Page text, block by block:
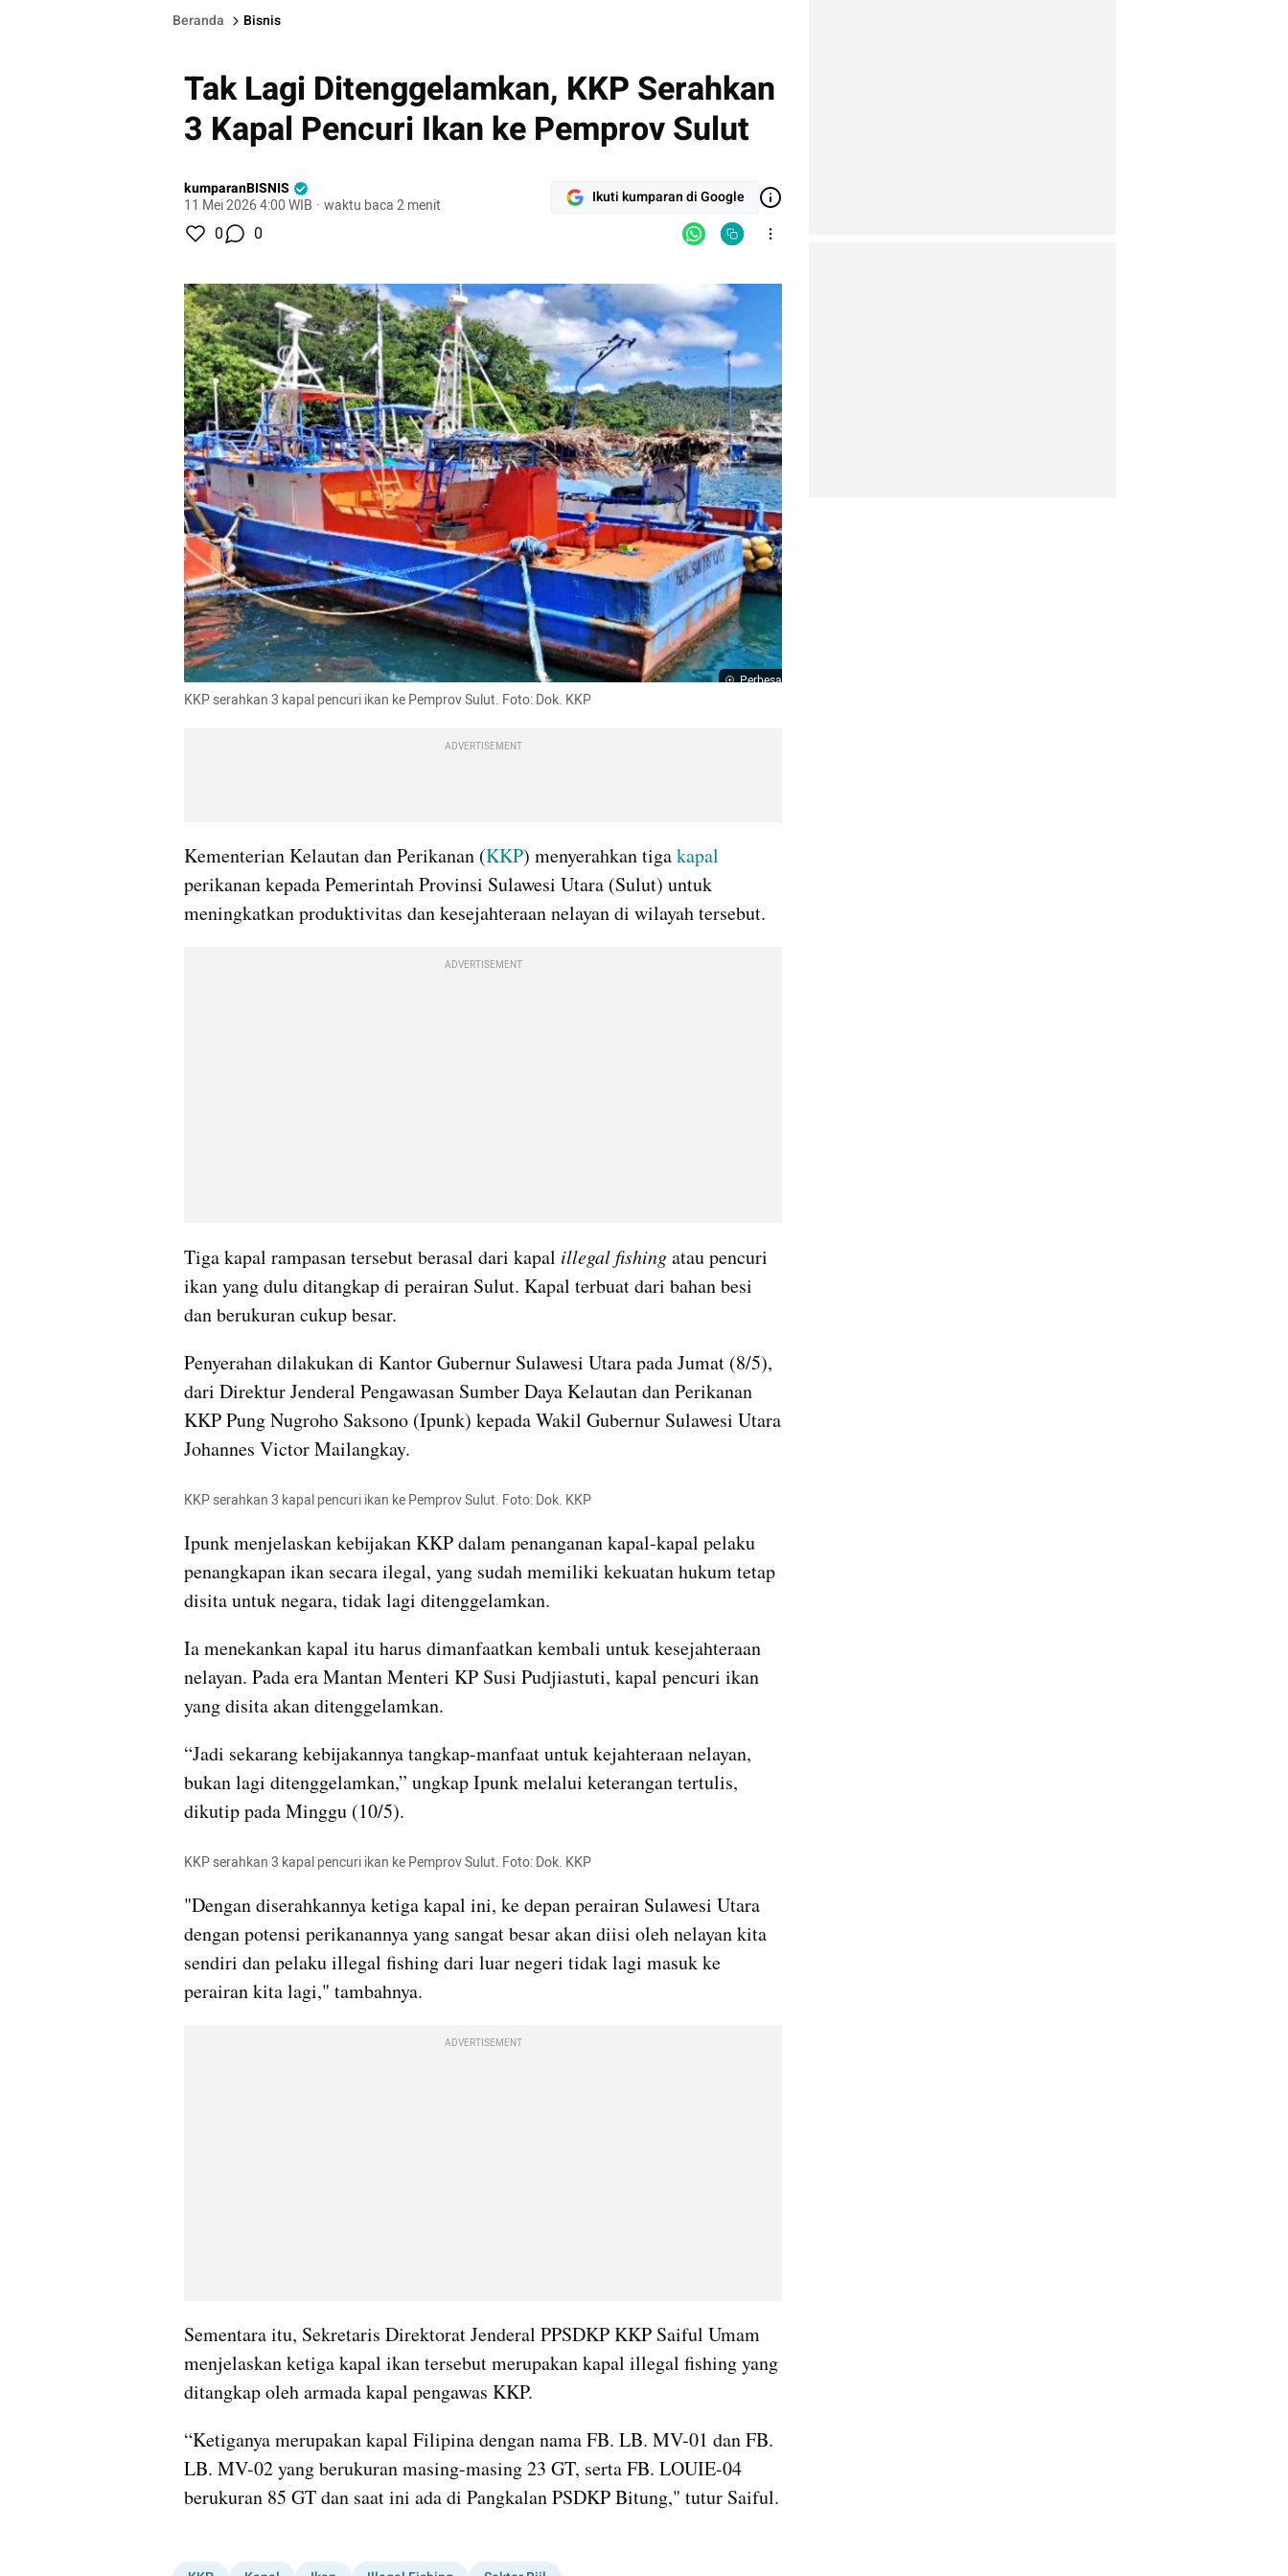
Beranda Bisnis
Tak Lagi Ditenggelamkan, KKP Serahkan
3 Kapal Pencuri Ikan ke Pemprov Sulut
kumparanBISNIS
11 Mei 2026 4:00 WIB · waktu baca 2 menit Ikuti kumparan di Google
0 0
Perbesar
KKP serahkan 3 kapal pencuri ikan ke Pemprov Sulut. Foto: Dok. KKP
ADVERTISEMENT
Kementerian Kelautan dan Perikanan (KKP) menyerahkan tiga kapal
perikanan kepada Pemerintah Provinsi Sulawesi Utara (Sulut) untuk
meningkatkan produktivitas dan kesejahteraan nelayan di wilayah tersebut.
ADVERTISEMENT
Tiga kapal rampasan tersebut berasal dari kapal illegal fishing atau pencuri
ikan yang dulu ditangkap di perairan Sulut. Kapal terbuat dari bahan besi
dan berukuran cukup besar.
Penyerahan dilakukan di Kantor Gubernur Sulawesi Utara pada Jumat (8/5),
dari Direktur Jenderal Pengawasan Sumber Daya Kelautan dan Perikanan
KKP Pung Nugroho Saksono (Ipunk) kepada Wakil Gubernur Sulawesi Utara
Johannes Victor Mailangkay.
KKP serahkan 3 kapal pencuri ikan ke Pemprov Sulut. Foto: Dok. KKP
Ipunk menjelaskan kebijakan KKP dalam penanganan kapal-kapal pelaku
penangkapan ikan secara ilegal, yang sudah memiliki kekuatan hukum tetap
disita untuk negara, tidak lagi ditenggelamkan.
Ia menekankan kapal itu harus dimanfaatkan kembali untuk kesejahteraan
nelayan. Pada era Mantan Menteri KP Susi Pudjiastuti, kapal pencuri ikan
yang disita akan ditenggelamkan.
“Jadi sekarang kebijakannya tangkap-manfaat untuk kejahteraan nelayan,
bukan lagi ditenggelamkan,” ungkap Ipunk melalui keterangan tertulis,
dikutip pada Minggu (10/5).
KKP serahkan 3 kapal pencuri ikan ke Pemprov Sulut. Foto: Dok. KKP
"Dengan diserahkannya ketiga kapal ini, ke depan perairan Sulawesi Utara
dengan potensi perikanannya yang sangat besar akan diisi oleh nelayan kita
sendiri dan pelaku illegal fishing dari luar negeri tidak lagi masuk ke
perairan kita lagi," tambahnya.
ADVERTISEMENT
Sementara itu, Sekretaris Direktorat Jenderal PPSDKP KKP Saiful Umam
menjelaskan ketiga kapal ikan tersebut merupakan kapal illegal fishing yang
ditangkap oleh armada kapal pengawas KKP.
“Ketiganya merupakan kapal Filipina dengan nama FB. LB. MV-01 dan FB.
LB. MV-02 yang berukuran masing-masing 23 GT, serta FB. LOUIE-04
berukuran 85 GT dan saat ini ada di Pangkalan PSDKP Bitung," tutur Saiful.